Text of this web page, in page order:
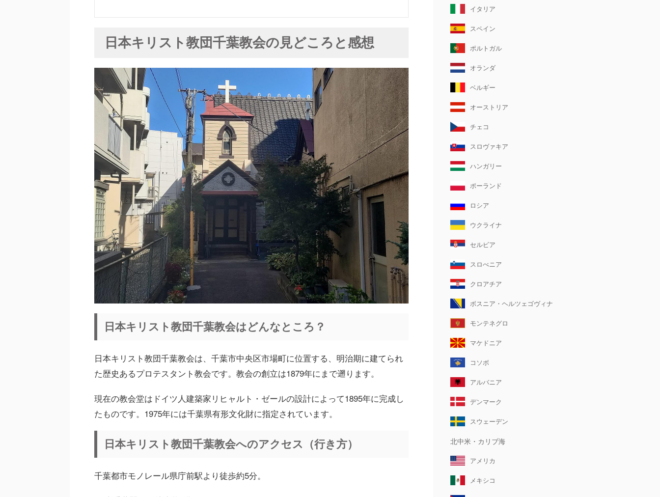
日本キリスト教団千葉教会の見どころと感想
日本キリスト教団千葉教会はどんなところ？
日本キリスト教団千葉教会は、千葉市中央区市場町に位置する、明治期に建てられ
た歴史あるプロテスタント教会です。教会の創立は1879年にまで遡ります。
現在の教会堂はドイツ人建築家リヒャルト・ゼールの設計によって1895年に完成し
たものです。1975年には千葉県有形文化財に指定されています。
日本キリスト教団千葉教会へのアクセス（行き方）
千葉都市モノレール県庁前駅より徒歩約5分。
イタリア
スペイン
ポルトガル
オランダ
ベルギー
オーストリア
チェコ
スロヴァキア
ハンガリー
ポーランド
ロシア
ウクライナ
セルビア
スロべニア
クロアチア
ボスニア・ヘルツェゴヴィナ
モンテネグロ
マケドニア
コソボ
アルバニア
デンマーク
スウェーデン
北中米・カリブ海
アメリカ
メキシコ